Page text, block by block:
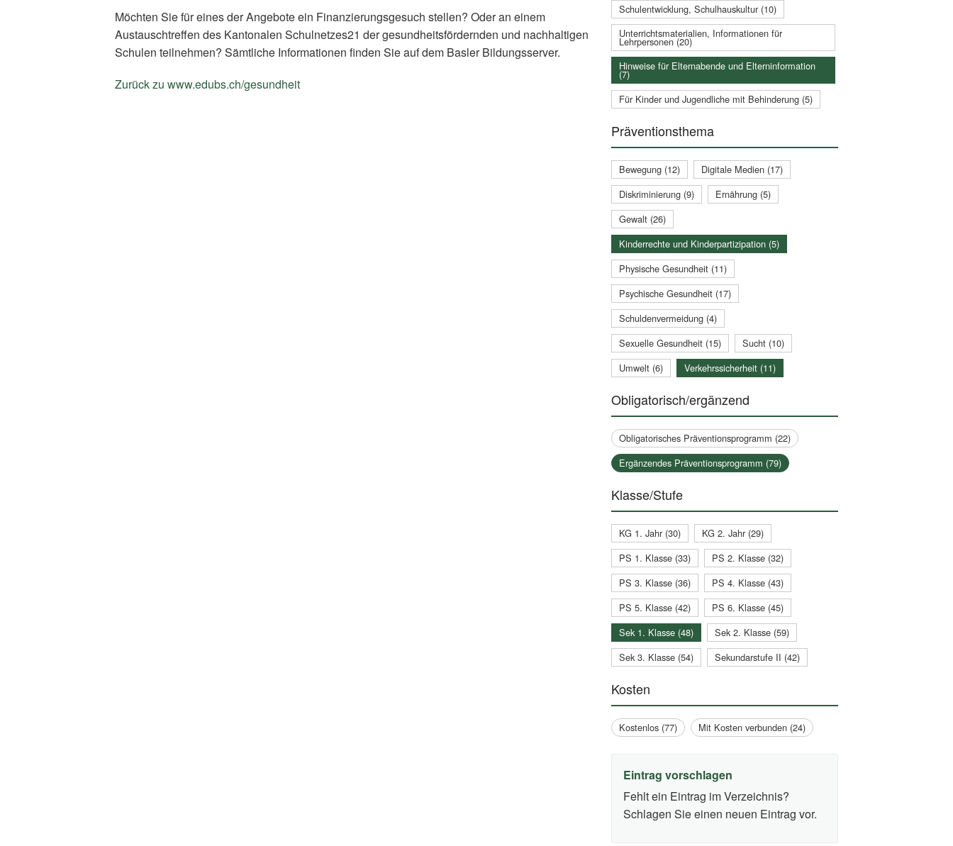
Möchten Sie für eines der Angebote ein Finanzierungsgesuch stellen? Oder an einem
Austauschtreffen des Kantonalen Schulnetzes21 der gesundheitsfördernden und nachhaltigen
Schulen teilnehmen? Sämtliche Informationen finden Sie auf dem Basler Bildungsserver.
Zurück zu www.edubs.ch/gesundheit
Schulentwicklung, Schulhauskultur (10)
Unterrichtsmaterialien, Informationen für
Lehrpersonen (20)
Hinweise für Elternabende und Elterninformation
(7)
Für Kinder und Jugendliche mit Behinderung (5)
Präventionsthema
Bewegung (12)
Digitale Medien (17)
Diskriminierung (9)
Ernährung (5)
Gewalt (26)
Kinderrechte und Kinderpartizipation (5)
Physische Gesundheit (11)
Psychische Gesundheit (17)
Schuldenvermeidung (4)
Sexuelle Gesundheit (15)
Sucht (10)
Umwelt (6)
Verkehrssicherheit (11)
Obligatorisch/ergänzend
Obligatorisches Präventionsprogramm (22)
Ergänzendes Präventionsprogramm (79)
Klasse/Stufe
KG 1. Jahr (30)
KG 2. Jahr (29)
PS 1. Klasse (33)
PS 2. Klasse (32)
PS 3. Klasse (36)
PS 4. Klasse (43)
PS 5. Klasse (42)
PS 6. Klasse (45)
Sek 1. Klasse (48)
Sek 2. Klasse (59)
Sek 3. Klasse (54)
Sekundarstufe II (42)
Kosten
Kostenlos (77) Mit Kosten verbunden (24)
Eintrag vorschlagen
Fehlt ein Eintrag im Verzeichnis?
Schlagen Sie einen neuen Eintrag vor.